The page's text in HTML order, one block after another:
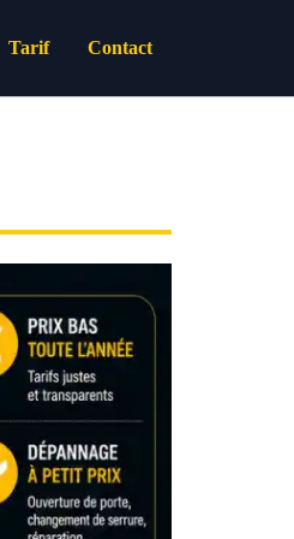
Tarif Contact